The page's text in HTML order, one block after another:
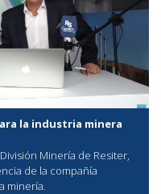
la industria minera
Minería de Resiter,
de la compañía
minería.